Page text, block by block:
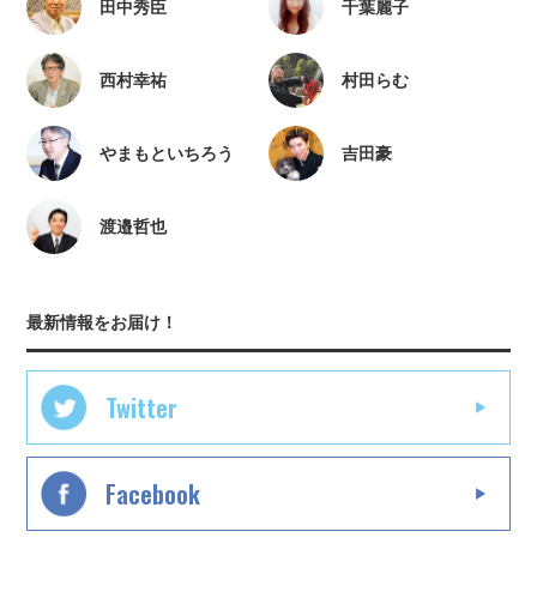
田中秀臣 千葉麗子
西村幸祐 村田らむ
やまもといちろう 吉田豪
渡邉哲也
最新情報をお届け！
Twitter
Facebook